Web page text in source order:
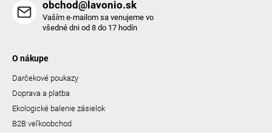
obchod@lavonio.sk
Vaším e-mailom sa venujeme vo
všedné dni od 8 do 17 hodín
O nákupe
Darčekové poukazy
Doprava a platba
Ekologické balenie zásielok
B2B veľkoobchod